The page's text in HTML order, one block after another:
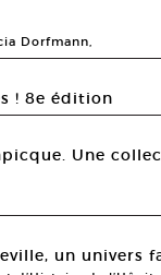
Dorfmann,
! 8e édition
Une
un univers